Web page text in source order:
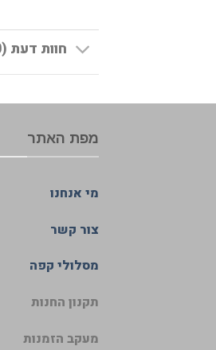
חוות דעת (0)
מפת האתר
מי אנחנו
צור קשר
מסלולי קפה
תקנון החנות
מעקב הזמנות